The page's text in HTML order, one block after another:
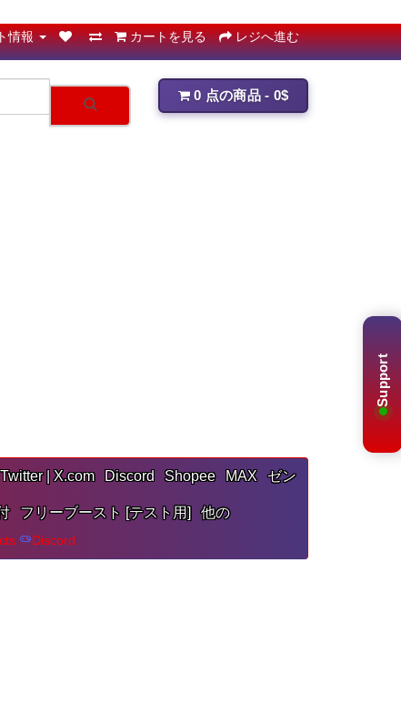
Support
情報 カートを見る レジへ進む
0 点の商品 - 0$
Twitter | X.com Discord Shopee MAX ゼン
フリーブースト [テスト用] 他の
Discord